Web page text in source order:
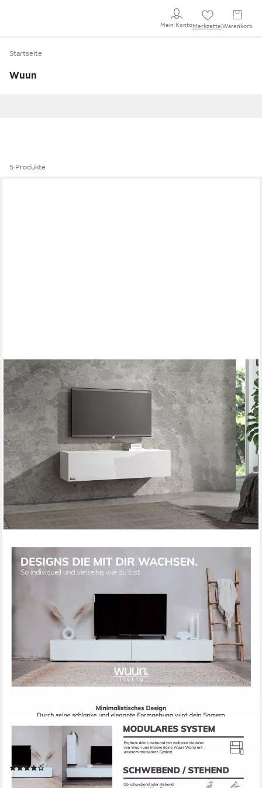
Mein KontoMerkzettel Warenkorb
Startseite
Wuun
5 Produkte
TV-Board Wuun® Somero Lowboard Tv-Board Wohnwand
hängend
(281)
ab 124,90 €